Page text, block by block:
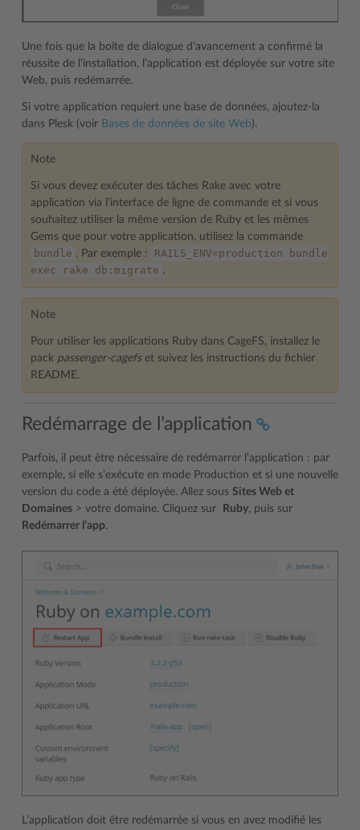
Une fois que la boîte de dialogue d’avancement a confirmé la
réussite de l’installation, l’application est déployée sur votre site
Web, puis redémarrée.
Si votre application requiert une base de données, ajoutez-la
dans Plesk (voir Bases de données de site Web).
Note
Si vous devez exécuter des tâches Rake avec votre
application via l’interface de ligne de commande et si vous
souhaitez utiliser la même version de Ruby et les mêmes
Gems que pour votre application, utilisez la commande
bundle . Par exemple : RAILS_ENV=production
bundle
exec
rake db:migrate .
Note
Pour utiliser les applications Ruby dans CageFS, installez le
pack passenger-cagefset suivez les instructions du fichier
README.
Redémarrage de l’application
Parfois, il peut être nécessaire de redémarrer l’application : par
exemple, si elle s’exécute en mode Production et si une nouvelle
version du code a été déployée. Allez sous Sites Web et
Domaines > votre domaine. Cliquez sur Ruby, puis sur
Redémarrer l’app.
L’application doit être redémarrée si vous en avez modifié les